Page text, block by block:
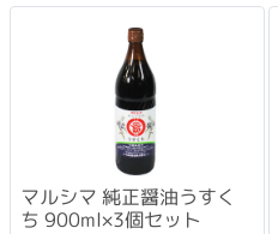
マルシマ 純正醤油うすく
ち 900ml×3個セット